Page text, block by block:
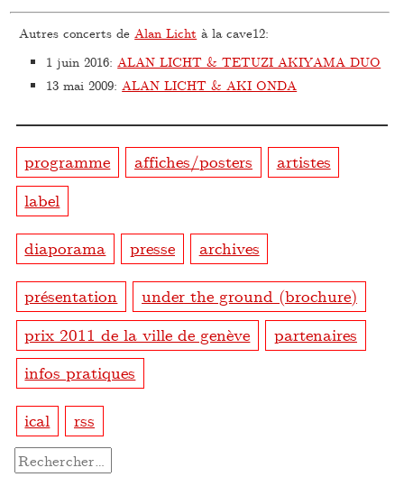
Autres concerts deAlan Licht à la cave12:
1 juin 2016: ALAN LICHT & TETUZI AKIYAMA DUO
13 mai 2009:ALAN LICHT & AKI ONDA
programme affiches/posters
artistes
label
diaporama presse archives
présentation
under the ground (brochure)
prix 2011 de la ville de genève
partenaires
infos pratiques
ical rss
Rechercher :